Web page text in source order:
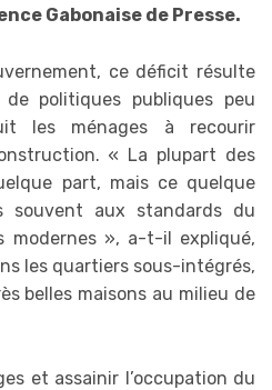
Gabonaise de Presse.
ce déficit résulte
politiques publiques peu
les ménages à recourir
« La plupart des
part, mais ce quelque
souvent aux standards du
modernes », a-t-il expliqué,
les quartiers sous-intégrés,
belles maisons au milieu de
et assainir l’occupation du